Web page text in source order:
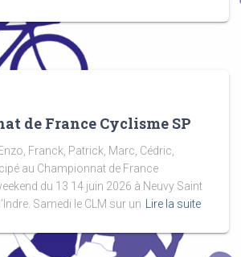
de France Cyclisme SP
Franck, Patrick, Marc, Cédric,
au Championnat de France
du 13 14 juin 2026 à Neuvy Saint
Samedi le CLM sur un
Lire la suite